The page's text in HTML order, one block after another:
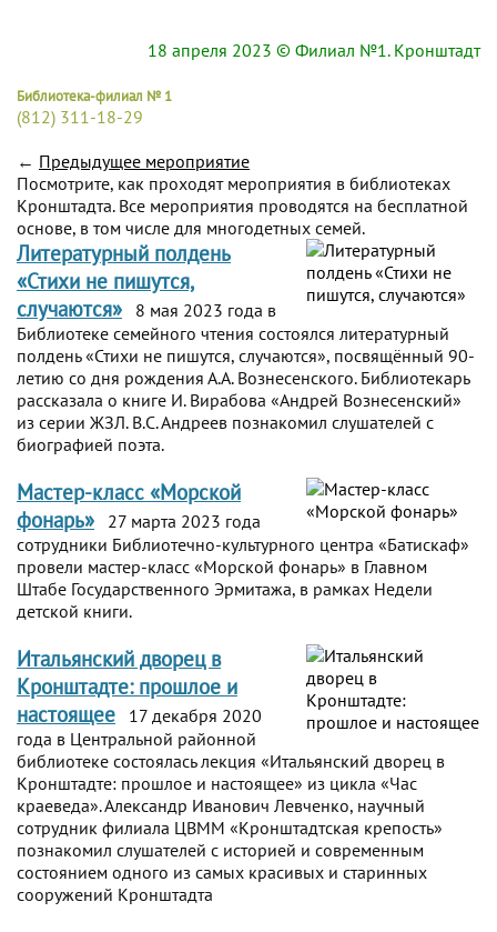
18 апреля 2023 © Филиал №1. Кронштадт
Библиотека-филиал № 1
(812) 311-18-29
← Предыдущее мероприятие
Посмотрите, как проходят мероприятия в библиотеках
Кронштадта. Все мероприятия проводятся на бесплатной
основе, в том числе для многодетных семей.
Литературный полдень
«Стихи не пишутся,
случаются»
8 мая 2023 года в
Библиотеке семейного чтения состоялся литературный
полдень «Стихи не пишутся, случаются», посвящённый 90-
летию со дня рождения А.А. Вознесенского. Библиотекарь
рассказала о книге И. Вирабова «Андрей Вознесенский»
из серии ЖЗЛ. В.С. Андреев познакомил слушателей с
биографией поэта.
Мастер-класс «Морской
фонарь»
27 марта 2023 года
сотрудники Библиотечно-культурного центра «Батискаф»
провели мастер-класс «Морской фонарь» в Главном
Штабе Государственного Эрмитажа, в рамках Недели
детской книги.
Итальянский дворец в
Кронштадте: прошлое и
настоящее
17 декабря 2020
года в Центральной районной
библиотеке состоялась лекция «Итальянский дворец в
Кронштадте: прошлое и настоящее» из цикла «Час
краеведа». Александр Иванович Левченко, научный
сотрудник филиала ЦВММ «Кронштадтская крепость»
познакомил слушателей с историей и современным
состоянием одного из самых красивых и старинных
сооружений Кронштадта